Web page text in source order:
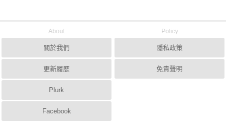
About
關於我們
更新履歷
Plurk
Facebook
Policy
隱私政策
免責聲明